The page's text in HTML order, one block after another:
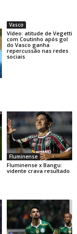
Vasco
Vídeo: atitude de Vegetti
com Coutinho após gol
do Vasco ganha
repercussão nas redes
sociais
Fluminense
Fluminense x Bangu:
vidente crava resultado